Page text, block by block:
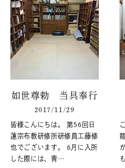
如世尊勅 当具奉行
2017/11/29
皆様こんにちは。 第56回日
蓮宗布教研修所研修員工藤修
也でございます。 6月に入所
した際には、青…